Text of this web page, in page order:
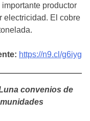
productor
electricidad. El cobre
https://n9.cl/g6iyg
convenios de